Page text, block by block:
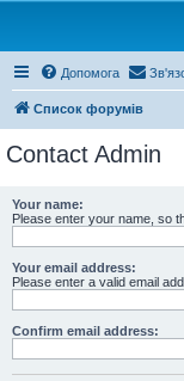
Допомога
Список форумів
Contact Admin
Your name:
Please enter your name, so
Your email address:
Please enter a valid email
Confirm email address: